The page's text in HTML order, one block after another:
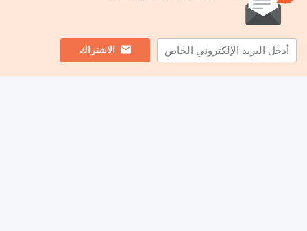
الاشتراك